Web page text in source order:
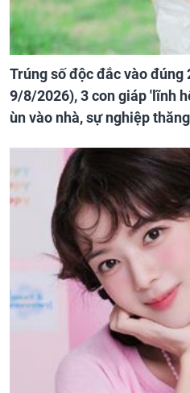
Trúng số độc đắc vào
9/8/2026), 3 con giáp 'lĩnh
ùn vào nhà, sự nghiệp